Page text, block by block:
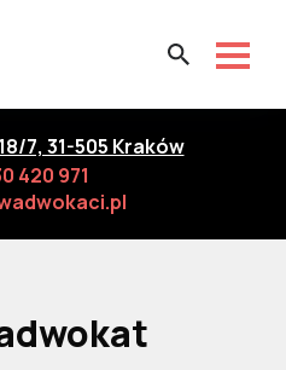
7, 31-505 Kraków
420 971